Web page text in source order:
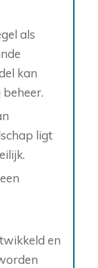
als
kan
ligt
en